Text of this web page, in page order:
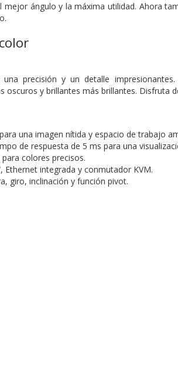
ángulo y la máxima utilidad. Ahora
precisión y un detalle
y brillantes más brillantes. Disfruta
una imagen nítida y espacio de trabajo
de respuesta de 5 ms para una
colores precisos.
Ethernet integrada y conmutador KVM.
giro, inclinación y función pivot.